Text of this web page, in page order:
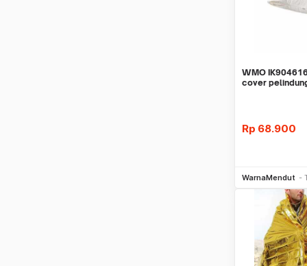
WMO
cover
Rp 68.900
WarnaMendut